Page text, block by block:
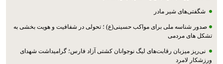
شگفتی‌های شیر مادر
صدور شناسه ملی برای مواکب حسینی(ع) ؛ تحولی در شفافیت و هویت بخشی به
تشکل های مردمی
نی‌ریز میزبان رقابت‌های لیگ نوجوانان کشتی آزاد فارس؛ گرامیداشت شهدای
ورزشکار لامرد